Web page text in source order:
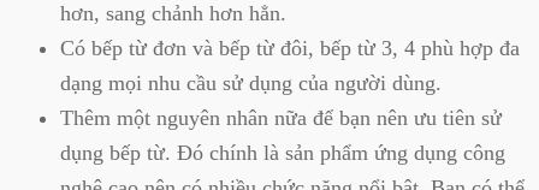
hơn, sang chảnh hơn hẳn.
Có bếp từ đơn và bếp từ đôi, bếp từ 3, 4 phù hợp đa
dạng mọi nhu cầu sử dụng của người dùng.
Thêm một nguyên nhân nữa để bạn nên ưu tiên sử
dụng bếp từ. Đó chính là sản phẩm ứng dụng công